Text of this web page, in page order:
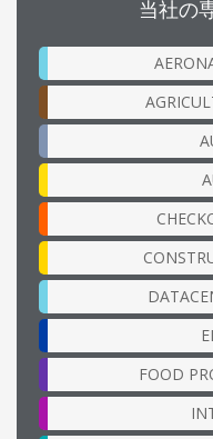
当社の
FOOD